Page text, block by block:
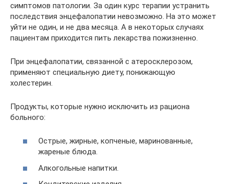
симптомов патологии. За один курс терапии устранить
последствия энцефалопатии невозможно. На это может
уйти не один, и не два месяца. А в некоторых случаях
пациентам приходится пить лекарства пожизненно.
При энцефалопатии, связанной с атеросклерозом,
применяют специальную диету, понижающую
холестерин.
Продукты, которые нужно исключить из рациона
больного:
Острые, жирные, копченые, маринованные,
жареные блюда.
Алкогольные напитки.